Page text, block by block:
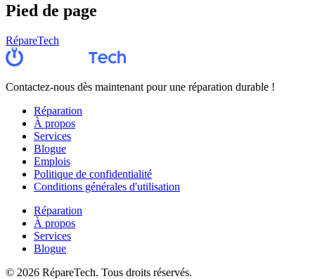
Pied de page
RépareTech
Contactez-nous dès maintenant pour une réparation durable !
Réparation
À propos
Services
Blogue
Emplois
Politique de confidentialité
Conditions générales d'utilisation
Réparation
À propos
Services
Blogue
© 2026 RépareTech. Tous droits réservés.